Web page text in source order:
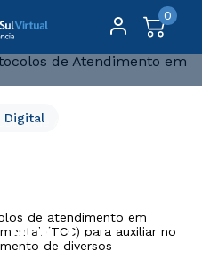
0
de Atendimento em
e
TCC
Digital
de atendimento em
(TCC) para auxiliar no
de diversos